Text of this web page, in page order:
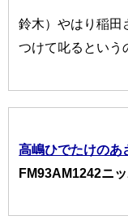
鈴木）やはり稲田
つけて叱るという
高嶋ひでたけのあ
FM93AM1242ニ